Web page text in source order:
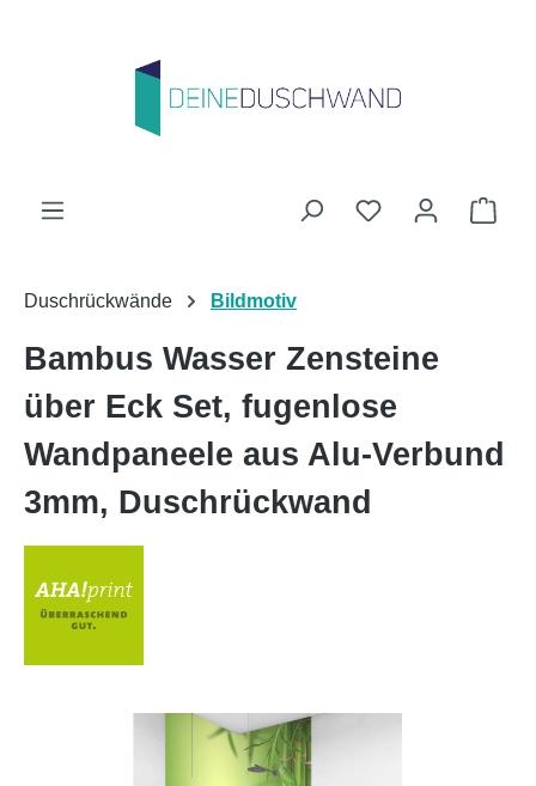
Du hast 0
Duschrückwände Bildmotiv
Bambus Wasser Zensteine
über Eck Set, fugenlose
Wandpaneele aus Alu-Verbund
3mm, Duschrückwand